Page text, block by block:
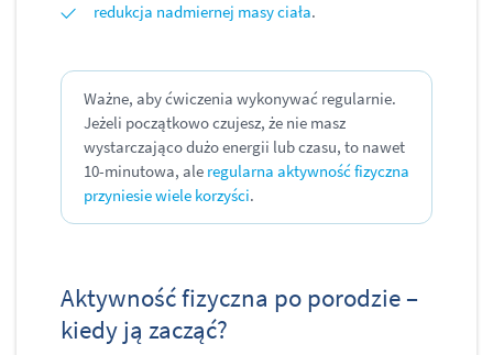
redukcja nadmiernej masy ciała.
Ważne, aby ćwiczenia wykonywać regularnie.
Jeżeli początkowo czujesz, że nie masz
wystarczająco dużo energii lub czasu, to nawet
10-minutowa, ale regularna aktywność fizyczna
przyniesie wiele korzyści.
Aktywność fizyczna po porodzie –
kiedy ją zacząć?